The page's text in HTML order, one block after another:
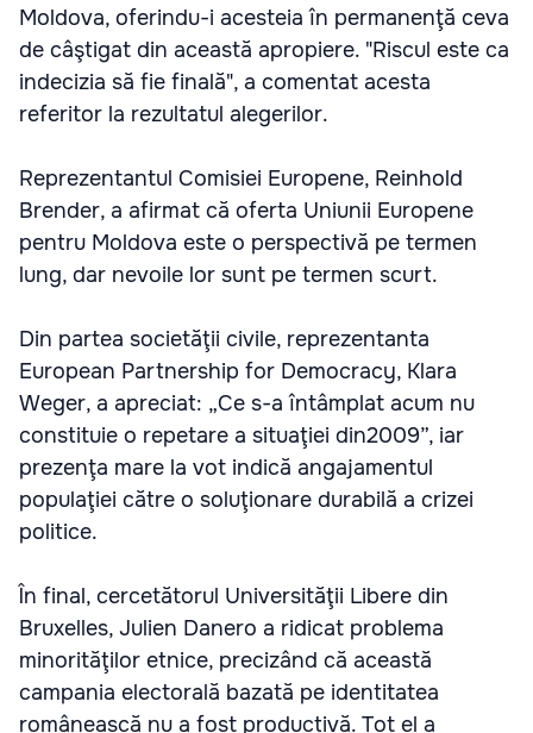
Moldova, oferindu-i acesteia în permanenţă ceva
de câştigat din această apropiere. "Riscul este ca
indecizia să fie finală", a comentat acesta
referitor la rezultatul alegerilor.
Reprezentantul Comisiei Europene, Reinhold
Brender, a afirmat că oferta Uniunii Europene
pentru Moldova este o perspectivă pe termen
lung, dar nevoile lor sunt pe termen scurt.
Din partea societăţii civile, reprezentanta
European Partnership for Democracy, Klara
Weger, a apreciat: „Ce s-a întâmplat acum nu
constituie o repetare a situaţiei din2009”, iar
prezenţa mare la vot indică angajamentul
populaţiei către o soluţionare durabilă a crizei
politice.
În final, cercetătorul Universităţii Libere din
Bruxelles, Julien Danero a ridicat problema
minorităţilor etnice, precizând că această
campania electorală bazată pe identitatea
românească nu a fost productivă. Tot el a